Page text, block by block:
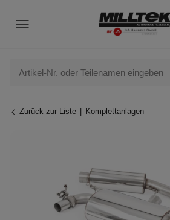
Zurück zur Liste Komplettanlagen